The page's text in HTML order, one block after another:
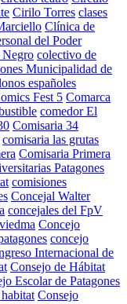
Cirilo Torres clases
Clínica de
del Poder
colectivo de
Municipalidad de
españoles
Fest 5 Comarca
comedor El
Comisaria 34
comisaria las grutas
Comisaria Primera
Patagones
comisiones
Concejal Walter
concejales del FpV
Concejo
concejo
Internacional de
Consejo de Hábitat
Escolar de Patagones
Consejo